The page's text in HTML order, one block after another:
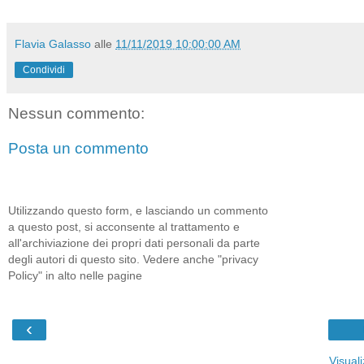
Flavia Galasso alle 11/11/2019 10:00:00 AM
Condividi
Nessun commento:
Posta un commento
Utilizzando questo form, e lasciando un commento
a questo post, si acconsente al trattamento e
all'archiviazione dei propri dati personali da parte
degli autori di questo sito. Vedere anche "privacy
Policy" in alto nelle pagine
‹